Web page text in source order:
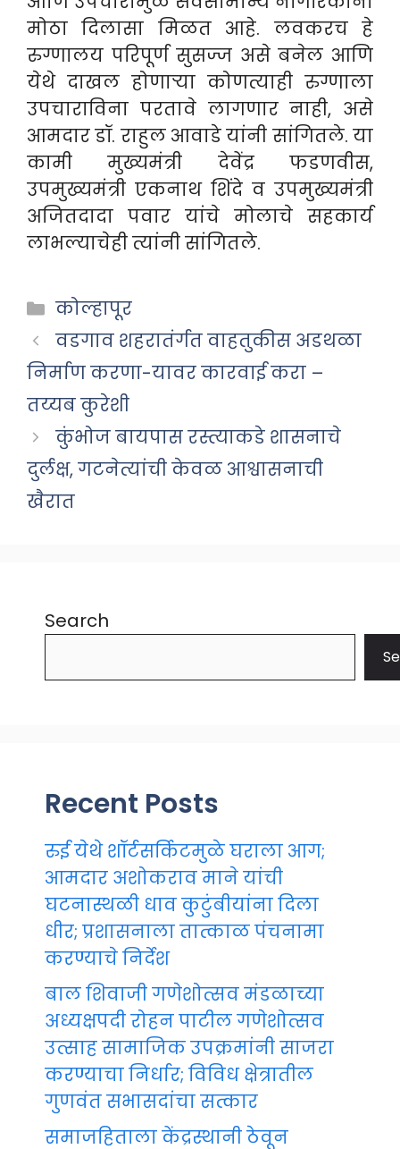
मोठा दिलासा मिळत आहे. लवकरच हे
रुग्णालय परिपूर्ण सुसज्ज असे बनेल आणि
येथे दाखल होणार्‍या कोणत्याही रुग्णाला
उपचाराविना परतावे लागणार नाही, असे
आमदार डॉ. राहुल आवाडे यांनी सांगितले. या
कामी मुख्यमंत्री देवेंद्र फडणवीस,
उपमुख्यमंत्री एकनाथ शिंदे व उपमुख्यमंत्री
अजितदादा पवार यांचे मोलाचे सहकार्य
लाभल्याचेही त्यांनी सांगितले.
Categories
कोल्हापूर
वडगाव शहरातंर्गत वाहतुकीस अडथळा
निर्माण करणा-यावर कारवाई करा –
तय्यब कुरेशी
कुंभोज बायपास रस्त्याकडे शासनाचे
दुर्लक्ष, गटनेत्यांची केवळ आश्वासनाची
खैरात
Search
Recent Posts
रुई येथे शॉर्टसर्किटमुळे घराला आग;
आमदार अशोकराव माने यांची
घटनास्थळी धाव कुटुंबीयांना दिला
धीर; प्रशासनाला तात्काळ पंचनामा
करण्याचे निर्देश
बाल शिवाजी गणेशोत्सव मंडळाच्या
अध्यक्षपदी रोहन पाटील गणेशोत्सव
उत्साह सामाजिक उपक्रमांनी साजरा
करण्याचा निर्धार; विविध क्षेत्रातील
गुणवंत सभासदांचा सत्कार
समाजहिताला केंद्रस्थानी ठेवून